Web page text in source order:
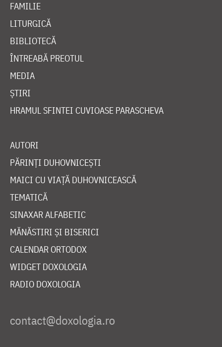
FAMILIE
LITURGICĂ
BIBLIOTECĂ
ÎNTREABĂ PREOTUL
MEDIA
ȘTIRI
HRAMUL SFINTEI CUVIOASE PARASCHEVA
AUTORI
PĂRINȚI DUHOVNICEȘTI
MAICI CU VIAȚĂ DUHOVNICEASCĂ
TEMATICĂ
SINAXAR ALFABETIC
MĂNĂSTIRI ȘI BISERICI
CALENDAR ORTODOX
WIDGET DOXOLOGIA
RADIO DOXOLOGIA